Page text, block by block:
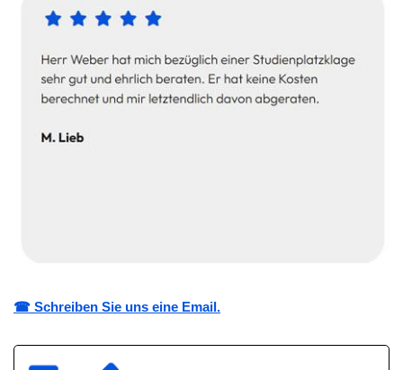
☎ Schreiben Sie uns eine Email.